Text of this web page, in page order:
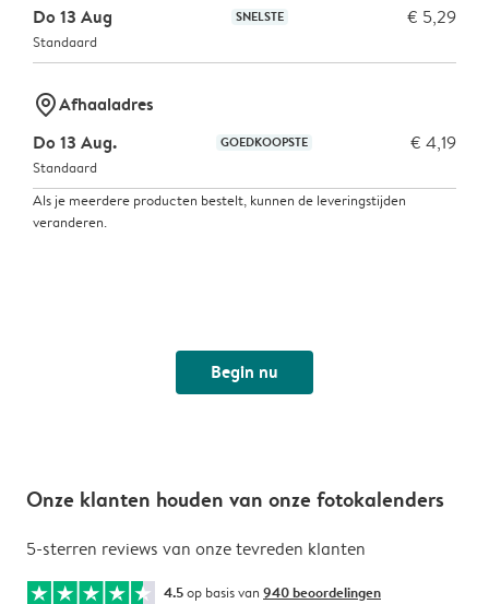
Do 13 Aug SNELSTE € 5,29
Standaard
marker-pinAfhaaladres
Do 13 Aug.
GOEDKOOPSTE € 4,19
Standaard
Als je meerdere producten bestelt, kunnen de leveringstijden
veranderen.
Begin nu
Onze klanten houden van onze fotokalenders
5-sterren reviews van onze tevreden klanten
4.5op basis van 940 beoordelingen